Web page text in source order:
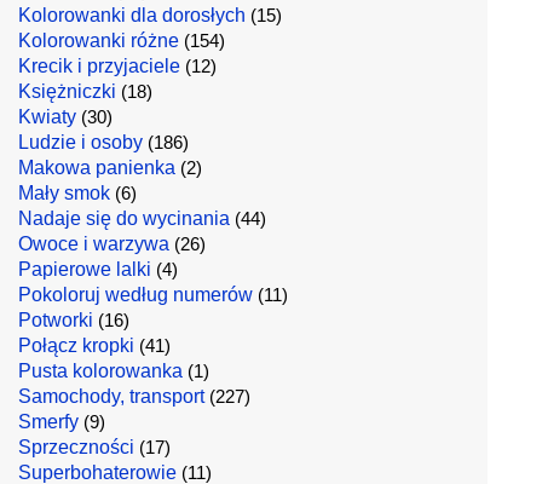
Kolorowanki dla dorosłych (15)
Kolorowanki różne (154)
Krecik i przyjaciele (12)
Księżniczki (18)
Kwiaty (30)
Ludzie i osoby (186)
Makowa panienka (2)
Mały smok (6)
Nadaje się do wycinania (44)
Owoce i warzywa (26)
Papierowe lalki (4)
Pokoloruj według numerów (11)
Potworki (16)
Połącz kropki (41)
Pusta kolorowanka (1)
Samochody, transport(227)
Smerfy (9)
Sprzeczności (17)
Superbohaterowie (11)